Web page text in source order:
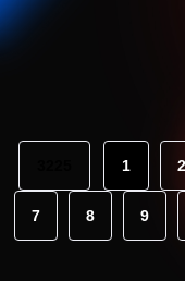
1 2
7 8 9